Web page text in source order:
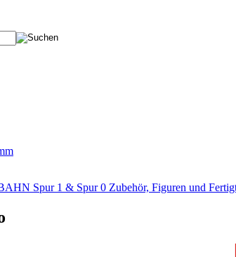
Spur 1 & Spur 0 Zubehör, Figuren und